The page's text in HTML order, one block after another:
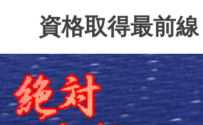
ツ
ス
キ
ッ
資格取得最前線